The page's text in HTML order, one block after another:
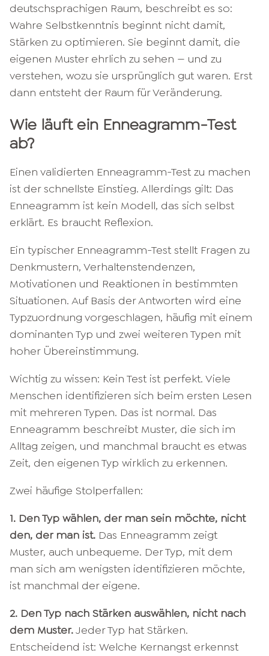
deutschsprachigen Raum, beschreibt es so:
Wahre Selbstkenntnis beginnt nicht damit,
Stärken zu optimieren. Sie beginnt damit, die
eigenen Muster ehrlich zu sehen — und zu
verstehen, wozu sie ursprünglich gut waren. Erst
dann entsteht der Raum für Veränderung.
Wie läuft ein Enneagramm-Test
ab?
Einen validierten Enneagramm-Test zu machen
ist der schnellste Einstieg. Allerdings gilt: Das
Enneagramm ist kein Modell, das sich selbst
erklärt. Es braucht Reflexion.
Ein typischer Enneagramm-Test stellt Fragen zu
Denkmustern, Verhaltenstendenzen,
Motivationen und Reaktionen in bestimmten
Situationen. Auf Basis der Antworten wird eine
Typzuordnung vorgeschlagen, häufig mit einem
dominanten Typ und zwei weiteren Typen mit
hoher Übereinstimmung.
Wichtig zu wissen: Kein Test ist perfekt. Viele
Menschen identifizieren sich beim ersten Lesen
mit mehreren Typen. Das ist normal. Das
Enneagramm beschreibt Muster, die sich im
Alltag zeigen, und manchmal braucht es etwas
Zeit, den eigenen Typ wirklich zu erkennen.
Zwei häufige Stolperfallen:
1. Den Typ wählen, der man sein möchte, nicht
den, der man ist. Das Enneagramm zeigt
Muster, auch unbequeme. Der Typ, mit dem
man sich am wenigsten identifizieren möchte,
ist manchmal der eigene.
2. Den Typ nach Stärken auswählen, nicht nach
dem Muster.Jeder Typ hat Stärken.
Entscheidend ist: Welche Kernangst erkennst